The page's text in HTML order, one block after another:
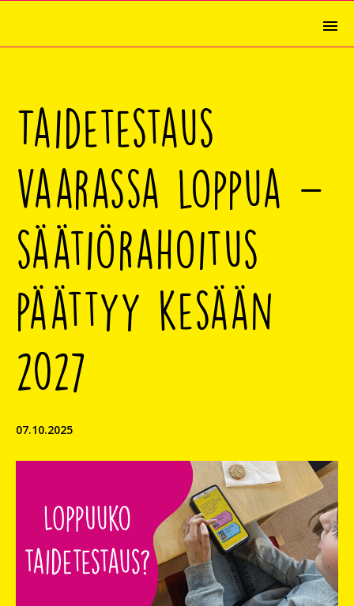
Taidetestaus
vaarassa loppua –
säätiörahoitus
päättyy kesään
2027
07.10.2025